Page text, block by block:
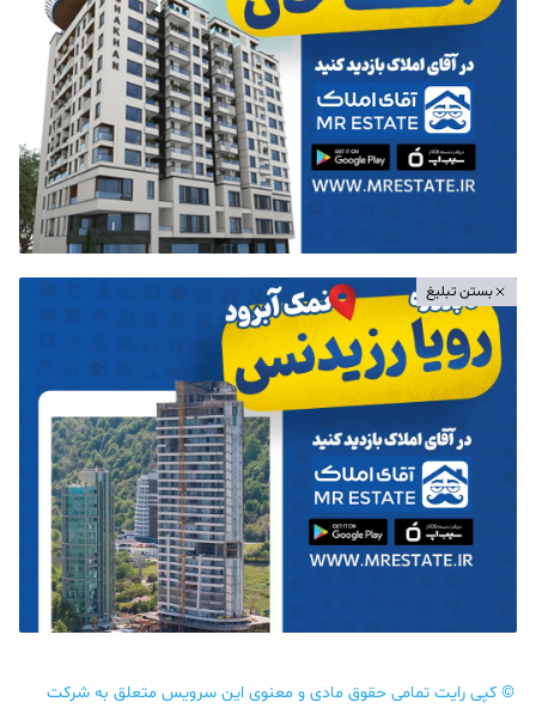
بستن تبلیغ
© کپی رایت تمامی حقوق مادی و معنوی این سرویس متعلق به شرکت